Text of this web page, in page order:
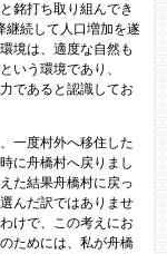
銘打ち取り組んでき
継続して人口増加を遂
境は、適度な自然も
いう環境であり、
であると認識してお
一度村外へ移住した
に舟橋村へ戻りまし
た結果舟橋村に戻っ
んだ訳ではありませ
けで、この考えにお
ためには、私が舟橋